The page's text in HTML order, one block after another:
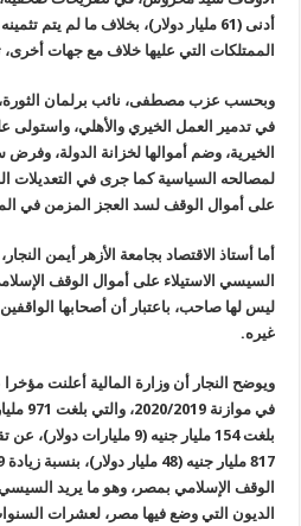
أدنى (61 مليار دولار)، بخلاف ما لم يتم
الممتلكات التي عليها خلاف مع جهات
وبحسب عزب مصطفى، نائب برلمان الثورة،
في تدمير العمل الخيري والأهلي،
الخيرية، وضم أموالها لخزانة الدولة،
لمصالحه السياسية كما جرى في التعديلات
على أموال الوقف لسد العجز المزمن في
أما أستاذ الاقتصاد بجامعة الأزهر أيمن
السيسي الاستيلاء على أموال الوقف
ليس لها صاحب، باعتبار أن أصحابها
غيره.
ويوضح النجار أن وزارة المالية أعلنت
في موازنة 2020/2019، والتي بلغت 971 مليار جنيه (57 مليار دولار
بلغت 154 مليار جنيه (9
الوقف الإسلامي بمصر، وهو ما يريد
الديون التي وضع فيها مصر، لعشرات